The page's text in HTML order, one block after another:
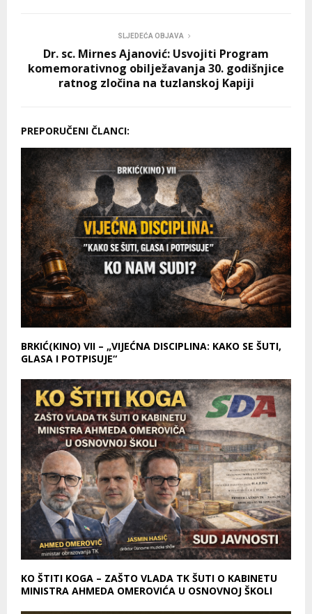
SLJEDEĆA OBJAVA
Dr. sc. Mirnes Ajanović: Usvojiti Program
komemorativnog obilježavanja 30. godišnjice
ratnog zločina na tuzlanskoj Kapiji
PREPORUČENI ČLANCI:
BRKIĆ(KINO) VII – „VIJEĆNA DISCIPLINA: KAKO SE ŠUTI,
GLASA I POTPISUJE“
KO ŠTITI KOGA – ZAŠTO VLADA TK ŠUTI O KABINETU
MINISTRA AHMEDA OMEROVIĆA U OSNOVNOJ ŠKOLI